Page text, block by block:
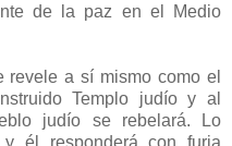
de la paz en el Medio
revele a sí mismo como el
Templo judío y al
judío se rebelará. Lo
él responderá con furia